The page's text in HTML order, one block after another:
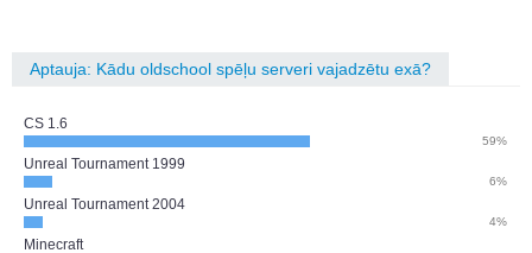
Aptauja: Kādu oldschool spēļu serveri vajadzētu exā?
CS 1.6
59%
Unreal Tournament 1999
6%
Unreal Tournament 2004
4%
Minecraft